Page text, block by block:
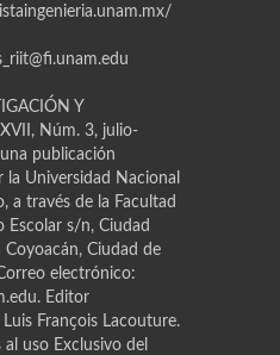
Y
Núm. 3, julio-
publicación
Universidad Nacional
a través de la Facultad
Escolar s/n, Ciudad
Coyoacán, Ciudad de
electrónico:
Editor
Franҫois Lacouture.
al uso Exclusivo del